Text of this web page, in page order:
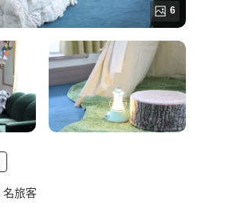
6
名旅客